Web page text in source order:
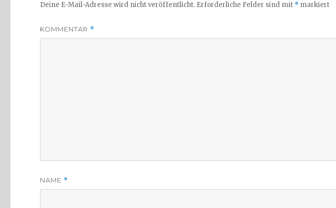
Deine E-Mail-Adresse wird nicht veröffentlicht. Erforderliche Felder sind mit * markiert
KOMMENTAR *
NAME *